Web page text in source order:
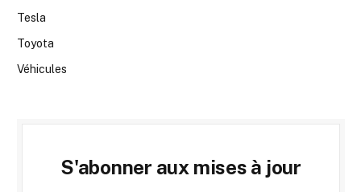
Tesla
Toyota
Véhicules
S'abonner aux mises à jour